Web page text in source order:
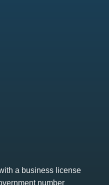
a business license
number